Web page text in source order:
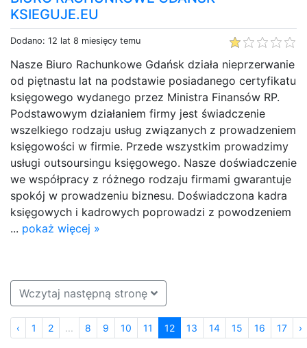
KSIEGUJE.EU
Dodano: 12 lat 8 miesięcy temu
Nasze Biuro Rachunkowe Gdańsk działa nieprzerwanie
od piętnastu lat na podstawie posiadanego certyfikatu
księgowego wydanego przez Ministra Finansów RP.
Podstawowym działaniem firmy jest świadczenie
wszelkiego rodzaju usług związanych z prowadzeniem
księgowości w firmie. Przede wszystkim prowadzimy
usługi outsoursingu księgowego. Nasze doświadczenie
we współpracy z różnego rodzaju firmami gwarantuje
spokój w prowadzeniu biznesu. Doświadczona kadra
księgowych i kadrowych poprowadzi z powodzeniem
... pokaż więcej »
Wczytaj następną stronę
‹ 1 2 ... 8 9 10 11 12 13 14 15 16 17 ›